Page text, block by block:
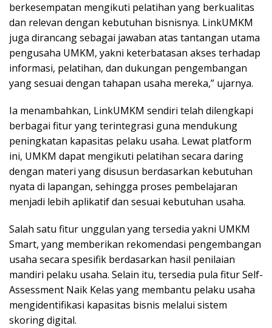
berkesempatan mengikuti pelatihan yang berkualitas
dan relevan dengan kebutuhan bisnisnya. LinkUMKM
juga dirancang sebagai jawaban atas tantangan utama
pengusaha UMKM, yakni keterbatasan akses terhadap
informasi, pelatihan, dan dukungan pengembangan
yang sesuai dengan tahapan usaha mereka,” ujarnya.
Ia menambahkan, LinkUMKM sendiri telah dilengkapi
berbagai fitur yang terintegrasi guna mendukung
peningkatan kapasitas pelaku usaha. Lewat platform
ini, UMKM dapat mengikuti pelatihan secara daring
dengan materi yang disusun berdasarkan kebutuhan
nyata di lapangan, sehingga proses pembelajaran
menjadi lebih aplikatif dan sesuai kebutuhan usaha.
Salah satu fitur unggulan yang tersedia yakni UMKM
Smart, yang memberikan rekomendasi pengembangan
usaha secara spesifik berdasarkan hasil penilaian
mandiri pelaku usaha. Selain itu, tersedia pula fitur Self-
Assessment Naik Kelas yang membantu pelaku usaha
mengidentifikasi kapasitas bisnis melalui sistem
skoring digital.